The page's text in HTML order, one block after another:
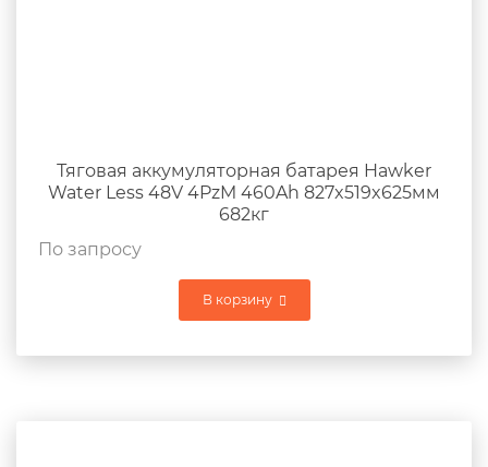
Тяговая аккумуляторная батарея Hawker
Water Less 48V 4PzM 460Ah 827x519x625мм
682кг
По запросу
В корзину